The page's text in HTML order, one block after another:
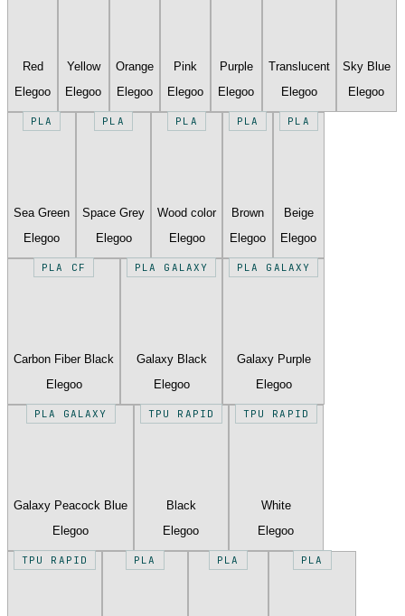
Red
Elegoo
Yellow
Elegoo
Orange
Elegoo
Pink
Elegoo
Purple
Elegoo
Translucent
Elegoo
Sky Blue
Elegoo
PLA
Sea Green
Elegoo
PLA
Space Grey
Elegoo
PLA
Wood color
Elegoo
PLA
Brown
Elegoo
PLA
Beige
Elegoo
PLA CF
Carbon Fiber Black
Elegoo
PLA GALAXY
Galaxy Black
Elegoo
PLA GALAXY
Galaxy Purple
Elegoo
PLA GALAXY
Galaxy Peacock Blue
Elegoo
TPU RAPID
Black
Elegoo
TPU RAPID
White
Elegoo
TPU RAPID PLA PLA PLA